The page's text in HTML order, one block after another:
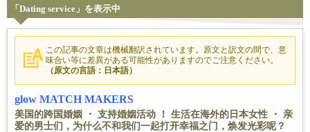
「Dating service」を表示中
この記事の文章は機械翻訳されています。原文と訳文の間で、意
味合い等に差異がある可能性がありますのでご注意ください。
（原文の言語：日本語）
glow MATCH MAKERS
美国的跨国婚姻 ・ 支持婚姻活动 ！ 生活在海外的日本女性 ・ 亲
爱的男士们，为什么不和我们一起打开幸福之门，焕发光彩呢？